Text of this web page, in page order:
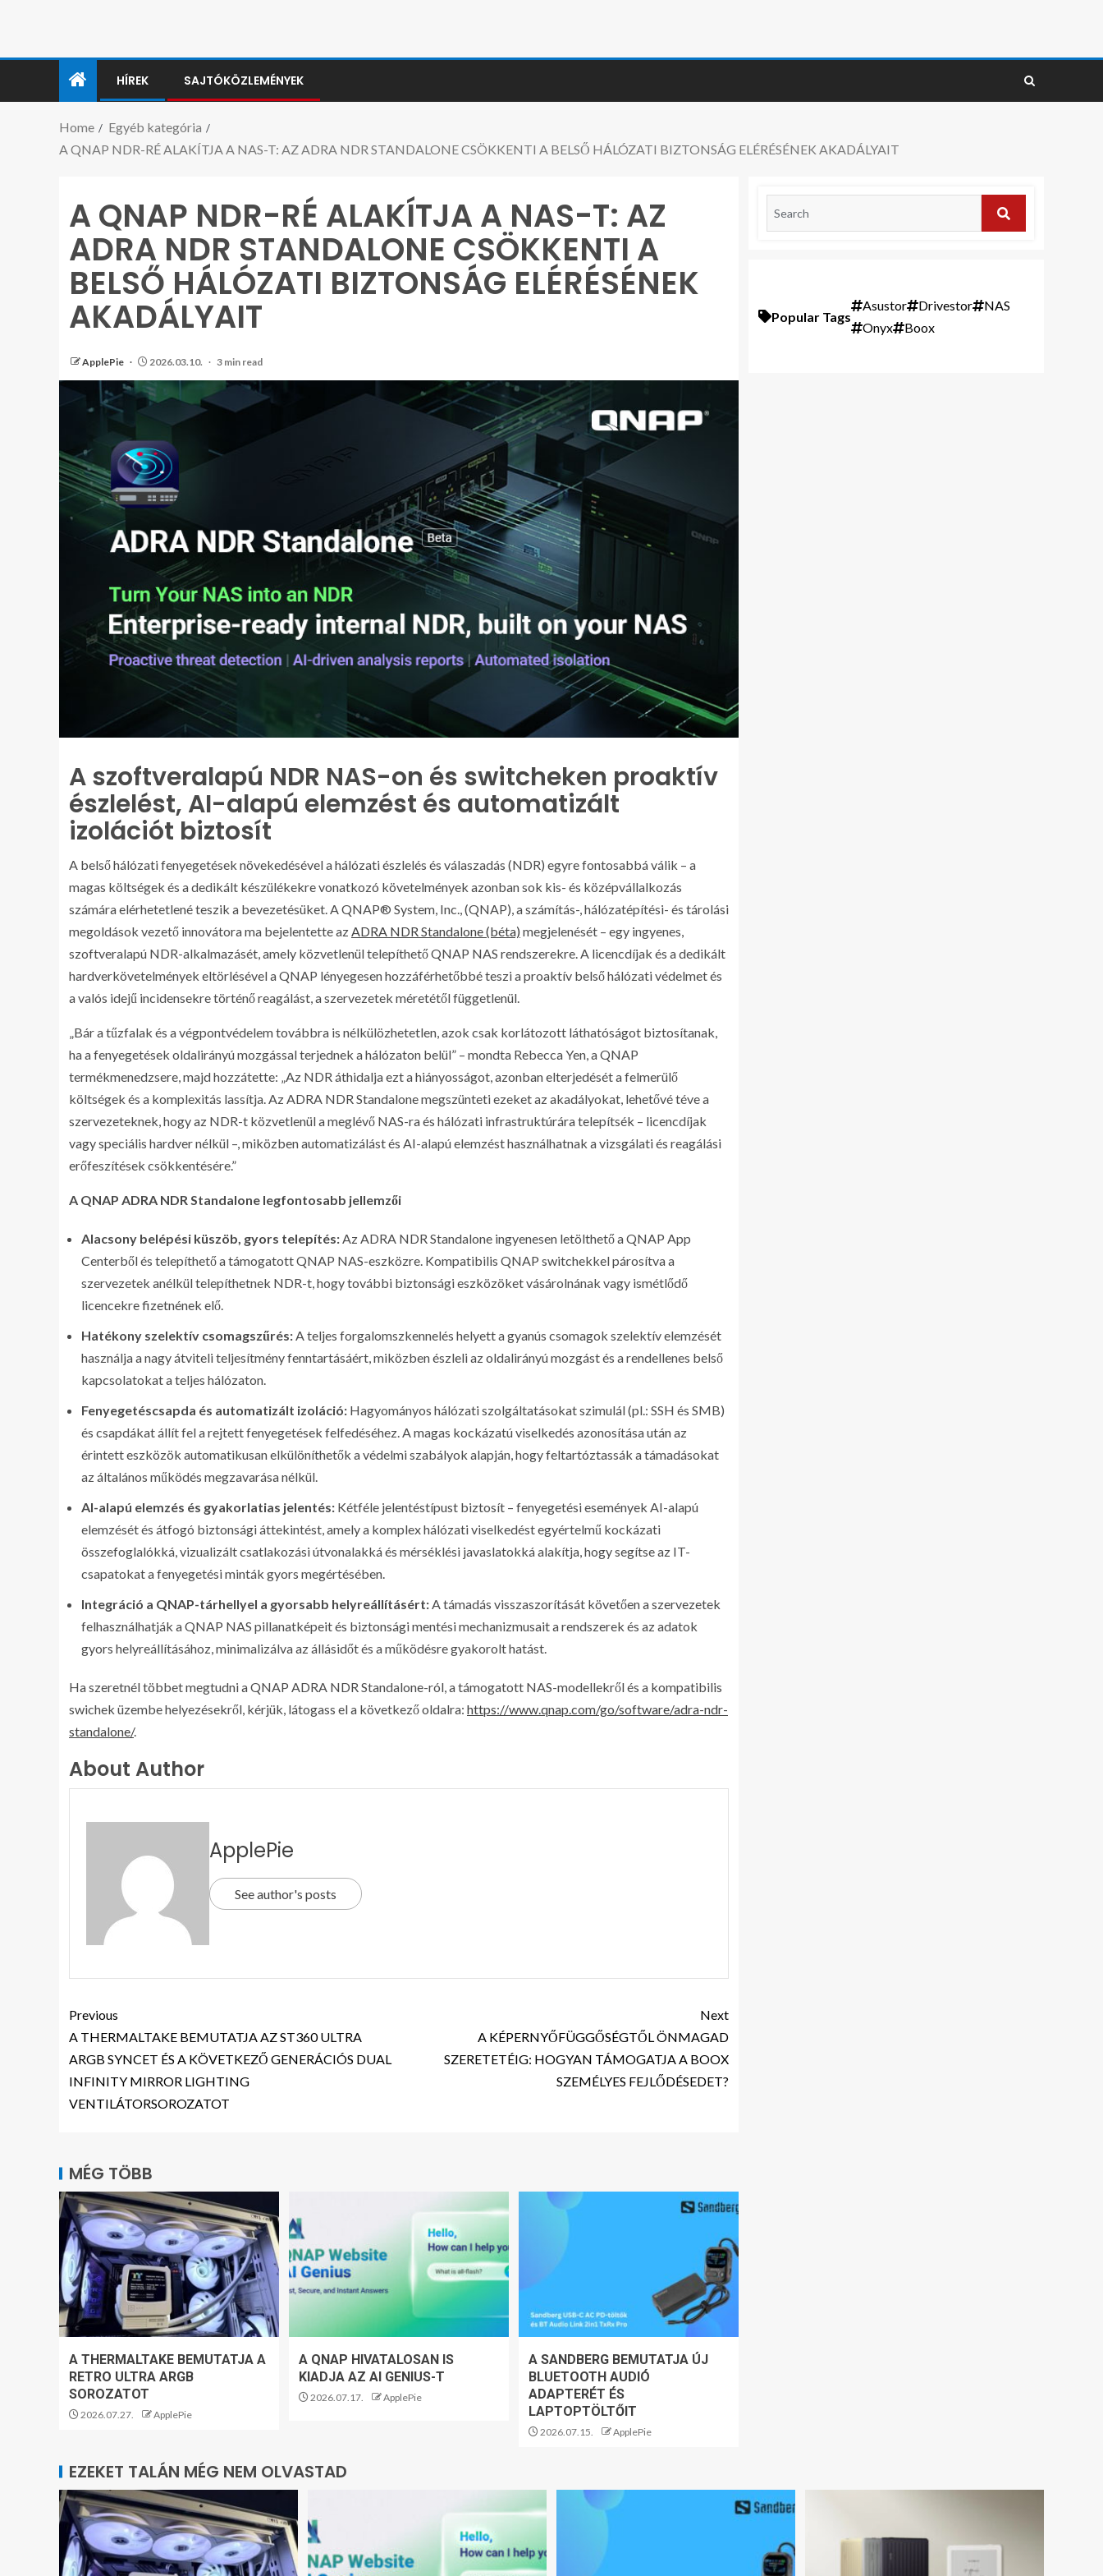
HÍREK SAJTÓKÖZLEMÉNYEK
Home
Egyéb kategória
A QNAP NDR-RÉ ALAKÍTJA A NAS-T: AZ ADRA NDR STANDALONE CSÖKKENTI A BELSŐ HÁLÓZATI BIZTONSÁG ELÉRÉSÉNEK AKADÁLYAIT
A QNAP NDR-RÉ ALAKÍTJA A NAS-T: AZ
ADRA NDR STANDALONE CSÖKKENTI A
BELSŐ HÁLÓZATI BIZTONSÁG ELÉRÉSÉNEK
AKADÁLYAIT
ApplePie 2026.03.10. 3 min read
A szoftveralapú NDR NAS-on és switcheken proaktív
észlelést, AI-alapú elemzést és automatizált
izolációt biztosít
A belső hálózati fenyegetések növekedésével a hálózati észlelés és válaszadás (NDR) egyre fontosabbá válik – a
magas költségek és a dedikált készülékekre vonatkozó követelmények azonban sok kis- és középvállalkozás
számára elérhetetlené teszik a bevezetésüket. A QNAP® System, Inc., (QNAP), a számítás-, hálózatépítési- és tárolási
megoldások vezető innovátora ma bejelentette az ADRA NDR Standalone (béta) megjelenését – egy ingyenes,
szoftveralapú NDR-alkalmazásét, amely közvetlenül telepíthető QNAP NAS rendszerekre. A licencdíjak és a dedikált
hardverkövetelmények eltörlésével a QNAP lényegesen hozzáférhetőbbé teszi a proaktív belső hálózati védelmet és
a valós idejű incidensekre történő reagálást, a szervezetek méretétől függetlenül.
„Bár a tűzfalak és a végpontvédelem továbbra is nélkülözhetetlen, azok csak korlátozott láthatóságot biztosítanak,
ha a fenyegetések oldalirányú mozgással terjednek a hálózaton belül” – mondta Rebecca Yen, a QNAP
termékmenedzsere, majd hozzátette: „Az NDR áthidalja ezt a hiányosságot, azonban elterjedését a felmerülő
költségek és a komplexitás lassítja. Az ADRA NDR Standalone megszünteti ezeket az akadályokat, lehetővé téve a
szervezeteknek, hogy az NDR-t közvetlenül a meglévő NAS-ra és hálózati infrastruktúrára telepítsék – licencdíjak
vagy speciális hardver nélkül –, miközben automatizálást és AI-alapú elemzést használhatnak a vizsgálati és reagálási
erőfeszítések csökkentésére.”
A QNAP ADRA NDR Standalone legfontosabb jellemzői
Alacsony belépési küszöb, gyors telepítés: Az ADRA NDR Standalone ingyenesen letölthető a QNAP App
Centerből és telepíthető a támogatott QNAP NAS-eszközre. Kompatibilis QNAP switchekkel párosítva a
szervezetek anélkül telepíthetnek NDR-t, hogy további biztonsági eszközöket vásárolnának vagy ismétlődő
licencekre fizetnének elő.
Hatékony szelektív csomagszűrés: A teljes forgalomszkennelés helyett a gyanús csomagok szelektív elemzését
használja a nagy átviteli teljesítmény fenntartásáért, miközben észleli az oldalirányú mozgást és a rendellenes belső
kapcsolatokat a teljes hálózaton.
Fenyegetéscsapda és automatizált izoláció: Hagyományos hálózati szolgáltatásokat szimulál (pl.: SSH és SMB)
és csapdákat állít fel a rejtett fenyegetések felfedéséhez. A magas kockázatú viselkedés azonosítása után az
érintett eszközök automatikusan elkülöníthetők a védelmi szabályok alapján, hogy feltartóztassák a támadásokat
az általános működés megzavarása nélkül.
AI-alapú elemzés és gyakorlatias jelentés: Kétféle jelentéstípust biztosít – fenyegetési események AI-alapú
elemzését és átfogó biztonsági áttekintést, amely a komplex hálózati viselkedést egyértelmű kockázati
összefoglalókká, vizualizált csatlakozási útvonalakká és mérséklési javaslatokká alakítja, hogy segítse az IT-
csapatokat a fenyegetési minták gyors megértésében.
Integráció a QNAP-tárhellyel a gyorsabb helyreállításért: A támadás visszaszorítását követően a szervezetek
felhasználhatják a QNAP NAS pillanatképeit és biztonsági mentési mechanizmusait a rendszerek és az adatok
gyors helyreállításához, minimalizálva az állásidőt és a működésre gyakorolt hatást.
Ha szeretnél többet megtudni a QNAP ADRA NDR Standalone-ról, a támogatott NAS-modellekről és a kompatibilis
swichek üzembe helyezésekről, kérjük, látogass el a következő oldalra: https://www.qnap.com/go/software/adra-ndr-
standalone/.
About Author
ApplePie
See author's posts
Previous
A THERMALTAKE BEMUTATJA AZ ST360 ULTRA
ARGB SYNCET ÉS A KÖVETKEZŐ GENERÁCIÓS DUAL
INFINITY MIRROR LIGHTING
VENTILÁTORSOROZATOT
Next
A KÉPERNYŐFÜGGŐSÉGTŐL ÖNMAGAD
SZERETETÉIG: HOGYAN TÁMOGATJA A BOOX
SZEMÉLYES FEJLŐDÉSEDET?
MÉG TÖBB
A THERMALTAKE BEMUTATJA A
RETRO ULTRA ARGB
SOROZATOT
2026.07.27. ApplePie
A QNAP HIVATALOSAN IS
KIADJA AZ AI GENIUS-T
2026.07.17. ApplePie
A SANDBERG BEMUTATJA ÚJ
BLUETOOTH AUDIÓ
ADAPTERÉT ÉS
LAPTOPTÖLTŐIT
2026.07.15. ApplePie
Popular Tags
Asustor Drivestor
NAS
Onyx
Boox
EZEKET TALÁN MÉG NEM OLVASTAD